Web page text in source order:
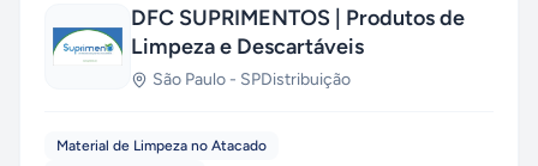
DFC SUPRIMENTOS | Produtos de
Limpeza e Descartáveis
São Paulo - SPDistribuição
Material de Limpeza no Atacado